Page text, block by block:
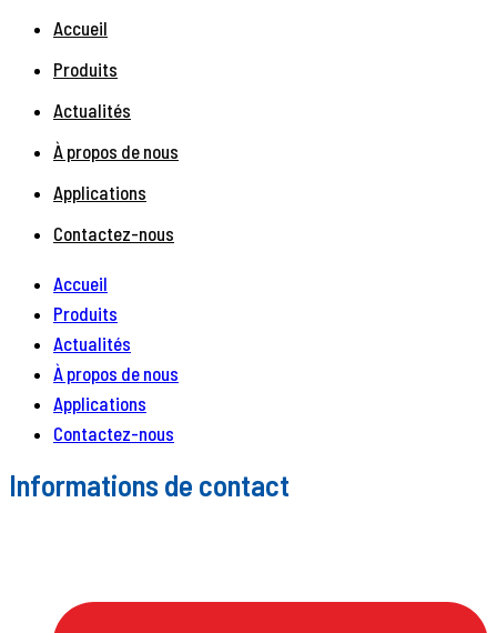
Accueil
Produits
Actualités
À propos de nous
Applications
Contactez-nous
Accueil
Produits
Actualités
À propos de nous
Applications
Contactez-nous
Informations de contact